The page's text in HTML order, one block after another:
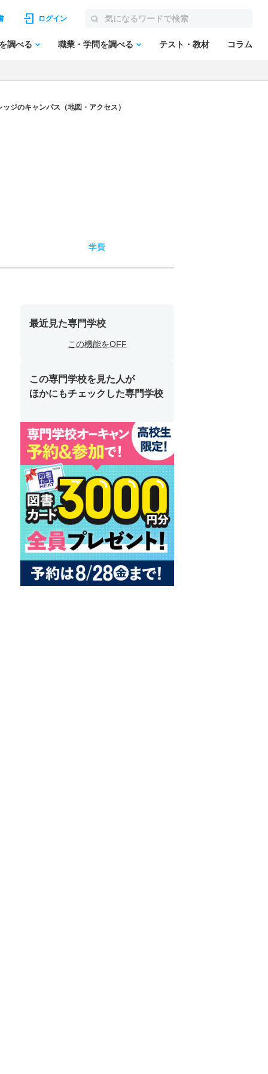
ログイン
調べる 職業・学問を調べる テスト・教材 コラム
ジのキャンパス（地図・アクセス）
学費
最近見た専門学校
この機能をOFF
この専門学校を見た人が
ほかにもチェックした専門学校